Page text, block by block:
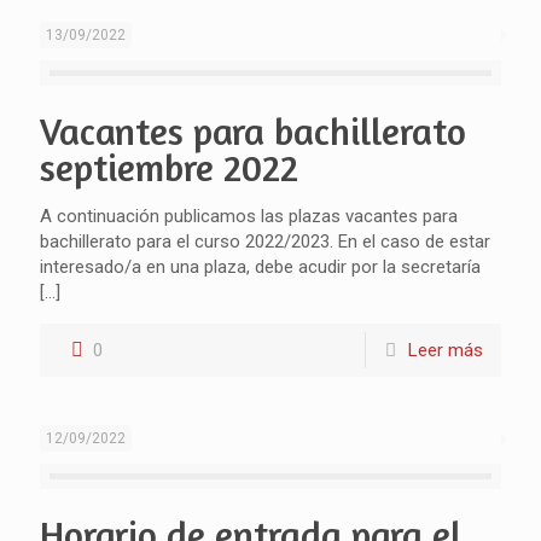
13/09/2022
Vacantes para bachillerato
septiembre 2022
A continuación publicamos las plazas vacantes para
bachillerato para el curso 2022/2023. En el caso de estar
interesado/a en una plaza, debe acudir por la secretaría
[…]
0 Leer más
12/09/2022